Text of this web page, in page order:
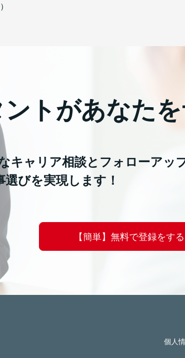
トがあなた
キャリア相談とフォローアッ
びを実現します！
【簡単】無料で登録をする
個人